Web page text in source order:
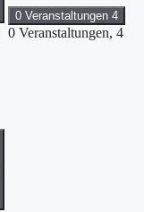
0 Veranstaltungen 4
0 Veranstaltungen, 4